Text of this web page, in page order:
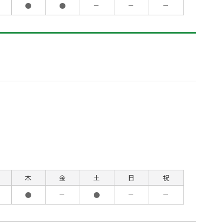
● ● － － －
木 金 土 日
祝
● － ● － －